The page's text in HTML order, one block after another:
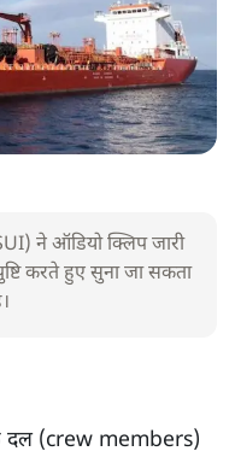
ने ऑडियो क्लिप जारी
करते हुए सुना जा सकता
दल (crew members)